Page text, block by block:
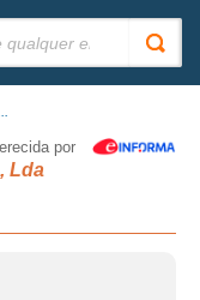
por
Lda